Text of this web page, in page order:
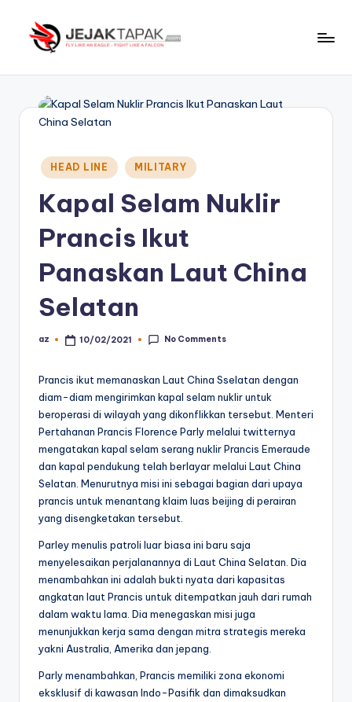
An
Eagle
Fight
Like
Falcon
Posted
in
HEAD LINE MILITARY
Kapal Selam Nuklir
Prancis Ikut
Panaskan Laut China
Selatan
Posted
az 10/02/2021 No Comments
Prancis ikut memanaskan Laut China Sselatan dengan
diam-diam mengirimkan kapal selam nuklir untuk
beroperasi di wilayah yang dikonflikkan tersebut. Menteri
Pertahanan Prancis Florence Parly melalui twitternya
mengatakan kapal selam serang nuklir Prancis Emeraude
dan kapal pendukung telah berlayar melalui Laut China
Selatan. Menurutnya misi ini sebagai bagian dari upaya
prancis untuk menantang klaim luas beijing di perairan
yang disengketakan tersebut.
Parley menulis patroli luar biasa ini baru saja
menyelesaikan perjalanannya di Laut China Selatan. Dia
menambahkan ini adalah bukti nyata dari kapasitas
angkatan laut Prancis untuk ditempatkan jauh dari rumah
dalam waktu lama. Dia menegaskan misi juga
menunjukkan kerja sama dengan mitra strategis mereka
yakni Australia, Amerika dan jepang.
Parly menambahkan, Prancis memiliki zona ekonomi
eksklusif di kawasan Indo-Pasifik dan dimaksudkan